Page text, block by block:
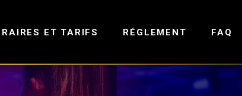
ET TARIFS RÉGLEMENT FAQ